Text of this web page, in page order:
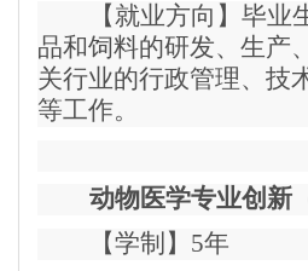
【就业方向】毕
品和饲料的研发、生产
关行业的行政管理、技
等工作。
动物医学专业创新
【学制】5年